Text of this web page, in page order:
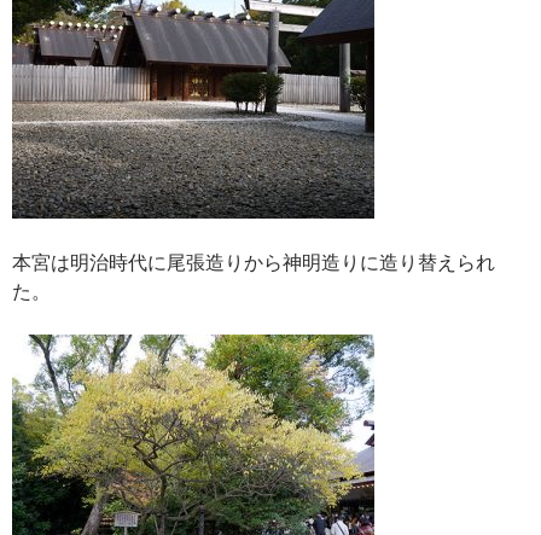
本宮は明治時代に尾張造りから神明造りに造り替えられ
た。